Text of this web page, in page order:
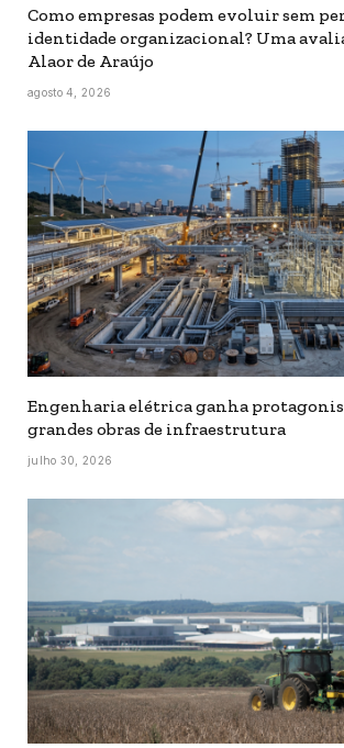
Como empresas podem evoluir sem
identidade organizacional? Uma
Alaor de Araújo
agosto 4, 2026
Engenharia elétrica ganha
grandes obras de infraestrutura
julho 30, 2026